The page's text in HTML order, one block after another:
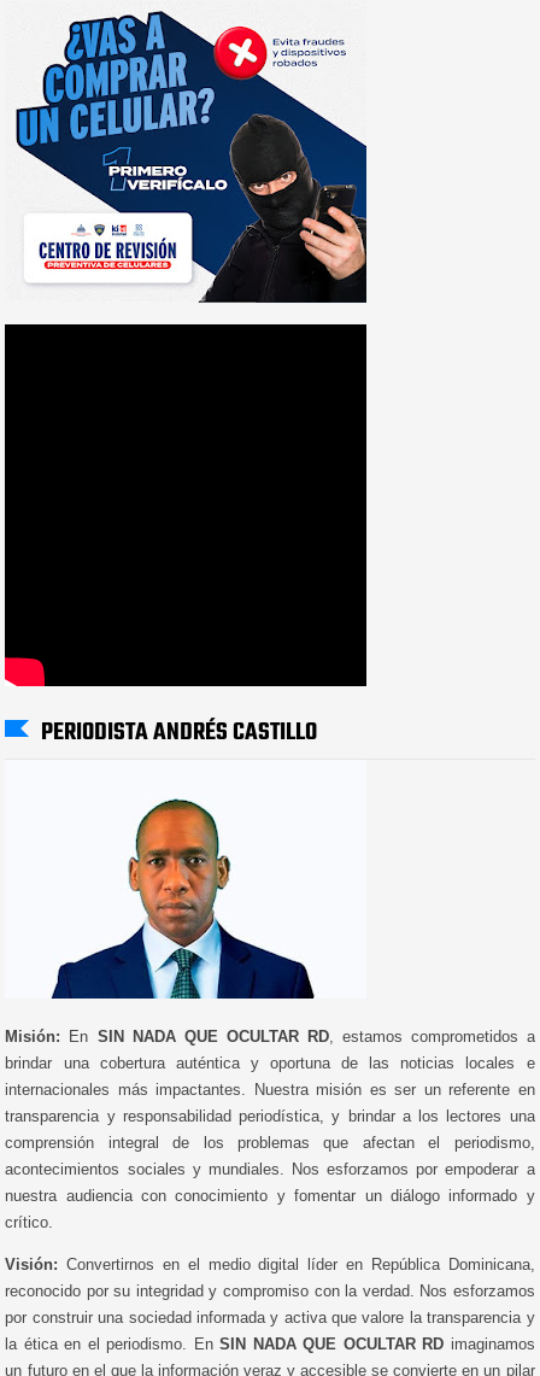
PERIODISTA ANDRÉS CASTILLO
Misión: En SIN NADA QUE OCULTAR RD, estamos comprometidos a
brindar una cobertura auténtica y oportuna de las noticias locales e
internacionales más impactantes. Nuestra misión es ser un referente en
transparencia y responsabilidad periodística, y brindar a los lectores una
comprensión integral de los problemas que afectan el periodismo,
acontecimientos sociales y mundiales. Nos esforzamos por empoderar a
nuestra audiencia con conocimiento y fomentar un diálogo informado y
crítico.
Visión: Convertirnos en el medio digital líder en República Dominicana,
reconocido por su integridad y compromiso con la verdad. Nos esforzamos
por construir una sociedad informada y activa que valore la transparencia y
la ética en el periodismo. EnSIN NADA QUE OCULTAR RD imaginamos
un futuro en el que la información veraz y accesible se convierte en un pilar